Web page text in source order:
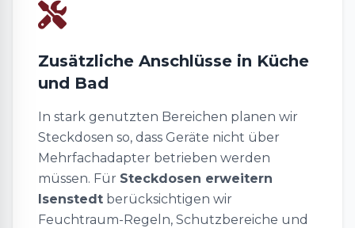
Zusätzliche Anschlüsse in Küche
und Bad
In stark genutzten Bereichen planen wir
Steckdosen so, dass Geräte nicht über
Mehrfachadapter betrieben werden
müssen. Für Steckdosen erweitern
Isenstedt berücksichtigen wir
Feuchtraum-Regeln, Schutzbereiche und